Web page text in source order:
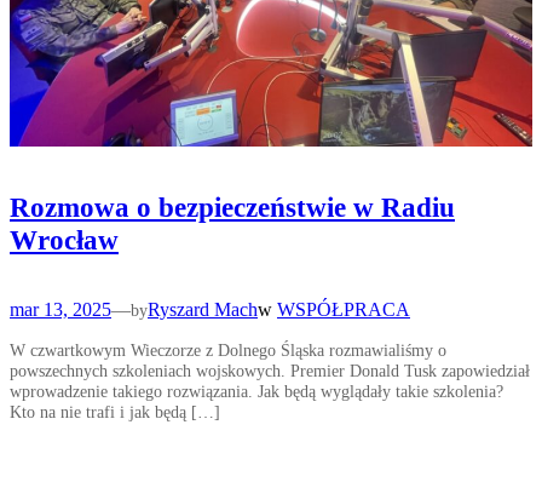
Rozmowa o bezpieczeństwie w Radiu
Wrocław
mar 13, 2025—byRyszard Machw WSPÓŁPRACA
W czwartkowym Wieczorze z Dolnego Śląska rozmawialiśmy o
powszechnych szkoleniach wojskowych. Premier Donald Tusk zapowiedział
wprowadzenie takiego rozwiązania. Jak będą wyglądały takie szkolenia?
Kto na nie trafi i jak będą […]